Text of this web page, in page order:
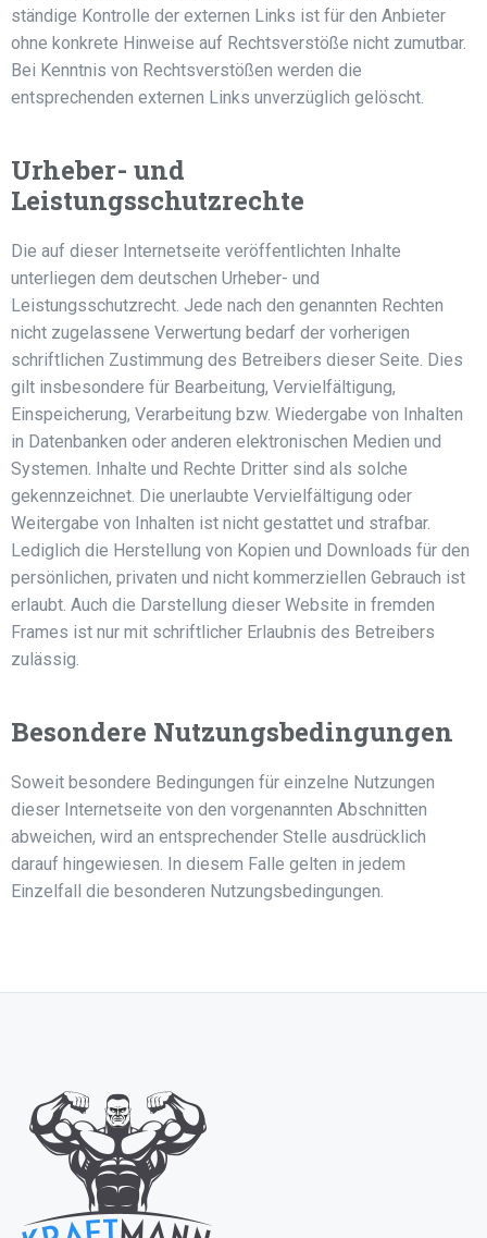
ständige Kontrolle der externen Links ist für den Anbieter
ohne konkrete Hinweise auf Rechtsverstöße nicht zumutbar.
Bei Kenntnis von Rechtsverstößen werden die
entsprechenden externen Links unverzüglich gelöscht.
Urheber- und
Leistungsschutzrechte
Die auf dieser Internetseite veröffentlichten Inhalte
unterliegen dem deutschen Urheber- und
Leistungsschutzrecht. Jede nach den genannten Rechten
nicht zugelassene Verwertung bedarf der vorherigen
schriftlichen Zustimmung des Betreibers dieser Seite. Dies
gilt insbesondere für Bearbeitung, Vervielfältigung,
Einspeicherung, Verarbeitung bzw. Wiedergabe von Inhalten
in Datenbanken oder anderen elektronischen Medien und
Systemen. Inhalte und Rechte Dritter sind als solche
gekennzeichnet. Die unerlaubte Vervielfältigung oder
Weitergabe von Inhalten ist nicht gestattet und strafbar.
Lediglich die Herstellung von Kopien und Downloads für den
persönlichen, privaten und nicht kommerziellen Gebrauch ist
erlaubt. Auch die Darstellung dieser Website in fremden
Frames ist nur mit schriftlicher Erlaubnis des Betreibers
zulässig.
Besondere Nutzungsbedingungen
Soweit besondere Bedingungen für einzelne Nutzungen
dieser Internetseite von den vorgenannten Abschnitten
abweichen, wird an entsprechender Stelle ausdrücklich
darauf hingewiesen. In diesem Falle gelten in jedem
Einzelfall die besonderen Nutzungsbedingungen.